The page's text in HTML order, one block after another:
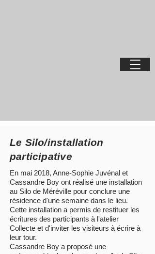
Le Silo/installation
participative
En mai 2018, Anne-Sophie Juvénal et
Cassandre Boy ont réalisé une installation
au Silo de Méréville pour conclure une
résidence d'une semaine dans le lieu.
Cette installation a permis de restituer les
écritures des participants à l'atelier
Collecte et d'inviter les visiteurs à écrire à
leur tour.
Cassandre Boy a proposé une